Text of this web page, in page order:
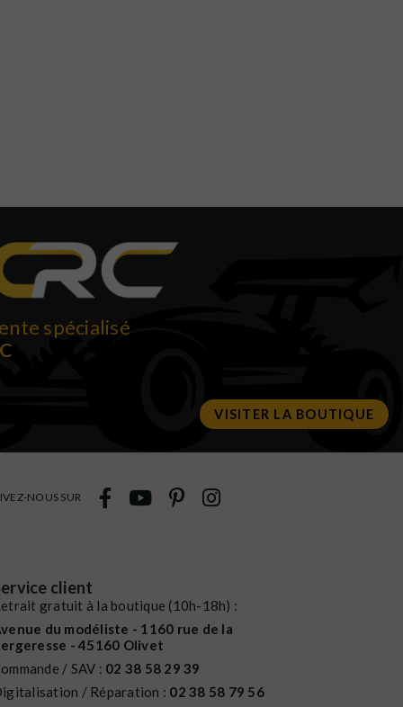
spécialisé
VISITER LA BOUTIQUE
NOUS SUR
client
gratuit à la boutique (10h-18h) :
du modéliste - 1160 rue de la
- 45160 Olivet
/ SAV : 02 38 58 29 39
/ Réparation : 02 38 58 79 56